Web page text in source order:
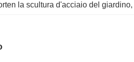
la scultura d'acciaio del giardino,